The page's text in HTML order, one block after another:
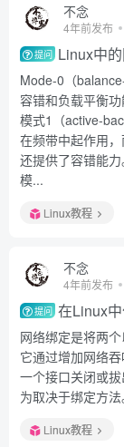
不念
4年前发布
提问 Linux中
Mode-0（
容错和负载平衡功
模式1（active-
在频带中起作用
还提供了容错能力
模...
Linux教程
不念
4年前发布
提问 在Linux
网络绑定是将两
它通过增加网络
一个接口关闭或
为取决于绑定方法
Linux教程